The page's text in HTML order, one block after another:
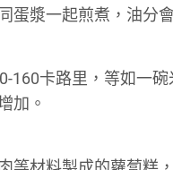
蛋漿一起煎煮，油分
160卡路里，等如一
加。